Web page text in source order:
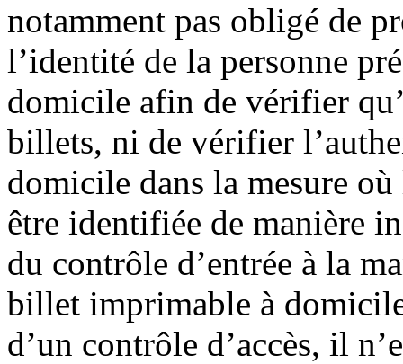
notamment pas obligé de
l’identité de la personne
domicile afin de vérifier
billets, ni de vérifier
domicile dans la mesure
être identifiée de manière
du contrôle d’entrée à la
billet imprimable à
d’un contrôle d’accès, il